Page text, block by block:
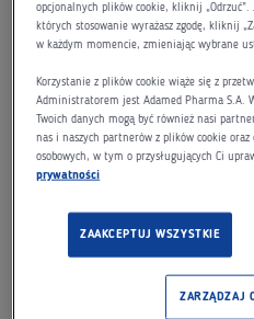
wskazany przez
Możliwość
udostępnianych
starterów
Zamawiającego
par zasad
odczytu
w
opcjonalnych plików cookie, kliknij
których stosowanie wyrażasz zgodę, kliknij
w każdym momencie, zmieniając wybrane
Korzystanie z plików cookie wiąże się z
Administratorem jest Adamed Pharma S.A.
Twoich danych mogą być również nasi
nas i naszych partnerów z plików cookie
osobowych, w tym o przysługujących Ci
prywatności
ZAAKCEPTUJ WSZYSTKIE
ZARZĄDZAJ